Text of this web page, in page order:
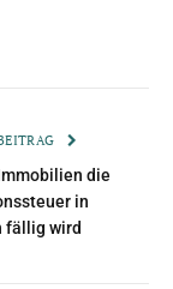
die
in
fällig wird